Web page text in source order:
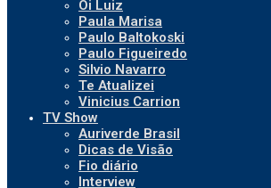
Oi Luiz
Paula Marisa
Paulo Baltokoski
Paulo Figueiredo
Silvio Navarro
Te Atualizei
Vinicius Carrion
TV Show
Auriverde Brasil
Dicas de Visão
Fio diário
Interview